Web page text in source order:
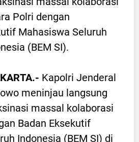
Polri dengan
Mahasiswa Seluruh
(BEM SI).
Kapolri Jenderal
meninjau langsung
massal kolaborasi
Badan Eksekutif
Indonesia (BEM SI) di